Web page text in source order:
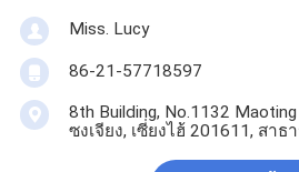
Miss. Lucy
86-21-57718597
8th Building, No.1132
ซงเจียง, เซี่ยงไฮ้ 201611, สา